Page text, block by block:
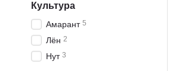
Культура
Амарант 5
Лён 2
Нут 3